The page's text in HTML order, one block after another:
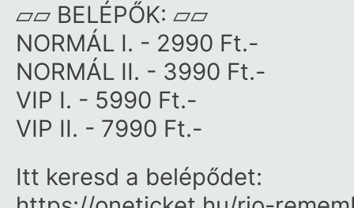
▱▱ BELÉPŐK: ▱▱
NORMÁL I. - 2990 Ft.-
NORMÁL II. - 3990 Ft.-
VIP I. - 5990 Ft.-
VIP II. - 7990 Ft.-
Itt keresd a belépődet: